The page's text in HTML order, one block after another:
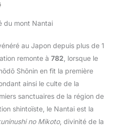
du mont Nantai
au Japon depuis plus de 1
remonte à 782 , lorsque le
Shōnin en fit la première
ainsi le culte de la
sanctuaires de la région de
shintoïste, le Nantai est la
no Mikoto, divinité de la